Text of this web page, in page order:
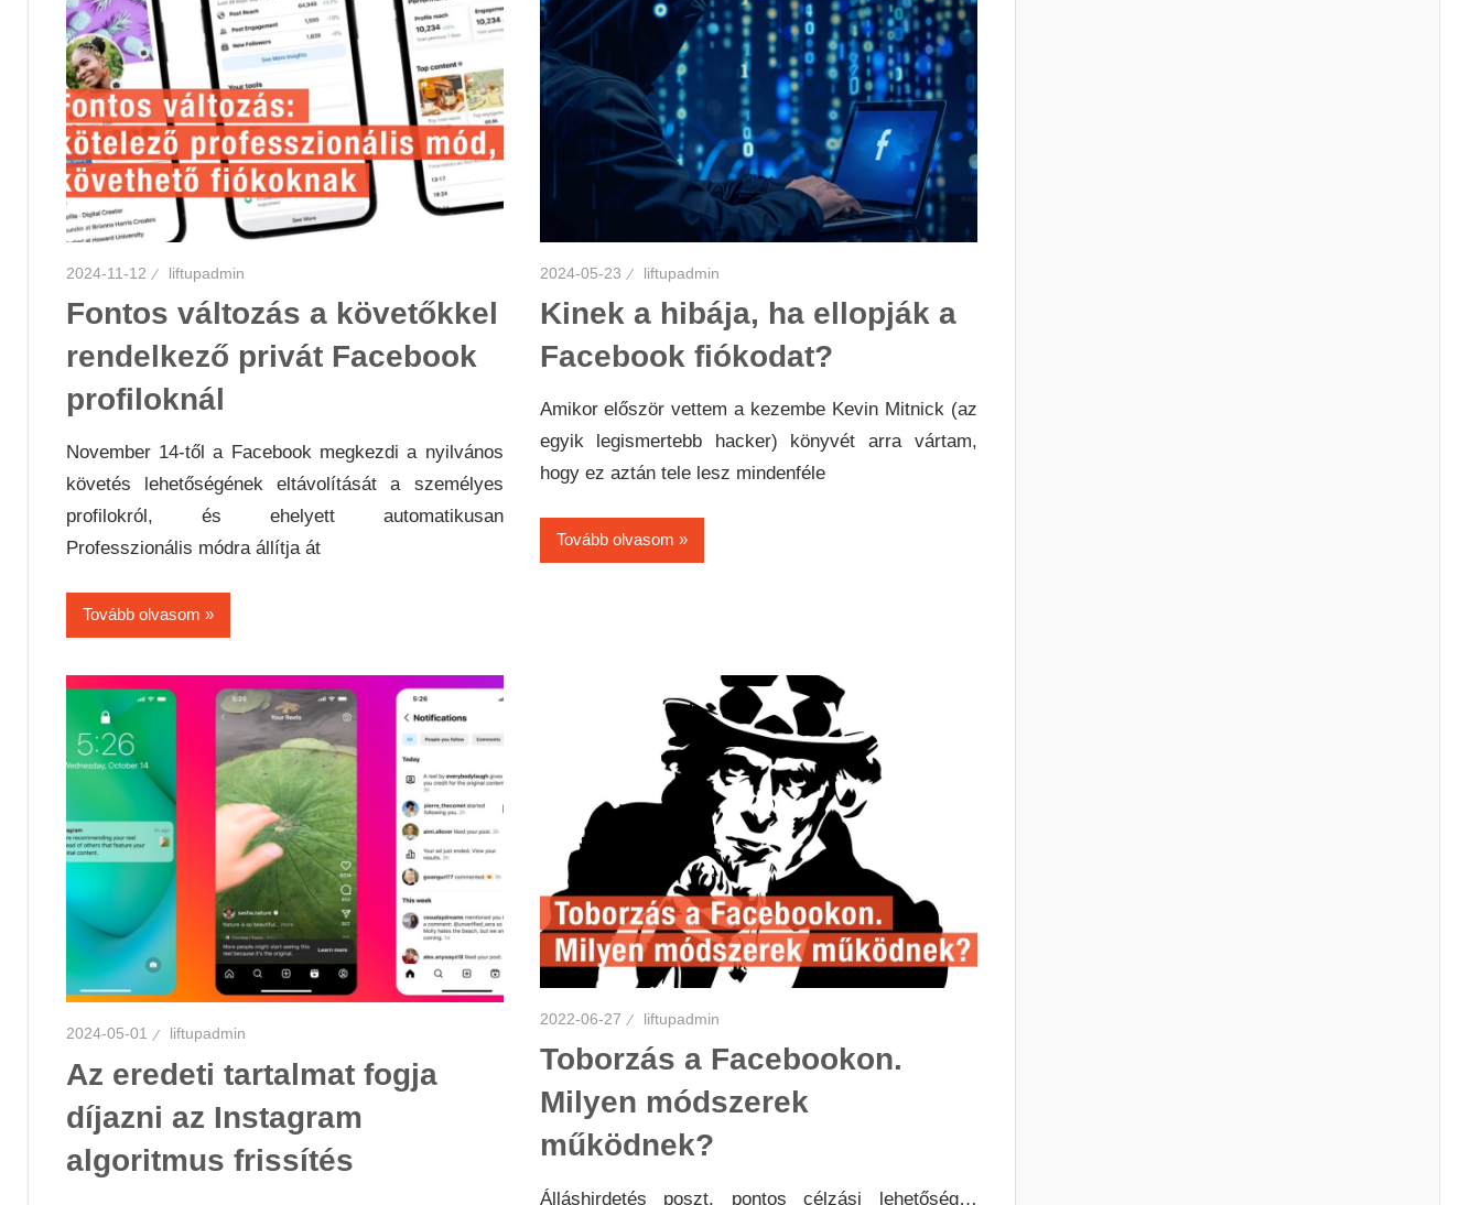
2024-11-12 liftupadmin
Fontos változás a követőkkel
rendelkező privát Facebook
profiloknál
November 14-től a Facebook megkezdi a nyilvános
követés lehetőségének eltávolítását a személyes
profilokról, és ehelyett automatikusan
Professzionális módra állítja át
Tovább olvasom
2024-05-23 liftupadmin
Kinek a hibája, ha ellopják a
Facebook fiókodat?
Amikor először vettem a kezembe Kevin Mitnick (az
egyik legismertebb hacker) könyvét arra vártam,
hogy ez aztán tele lesz mindenféle
Tovább olvasom
2024-05-01 liftupadmin
Az eredeti tartalmat fogja
díjazni az Instagram
algoritmus frissítés
2022-06-27 liftupadmin
Toborzás a Facebookon.
Milyen módszerek
működnek?
Álláshirdetés poszt, pontos célzási lehetőség…